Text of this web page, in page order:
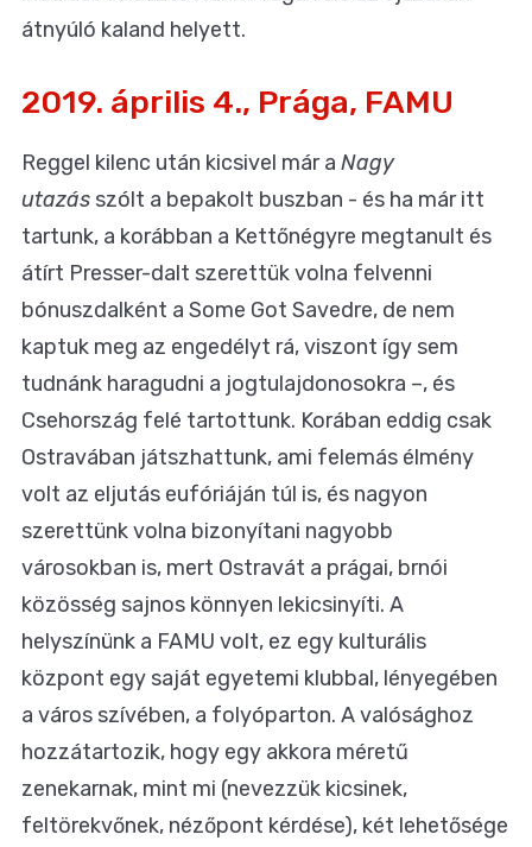
átnyúló kaland helyett.
2019. április 4., Prága, FAMU
Reggel kilenc után kicsivel már a Nagy
utazás szólt a bepakolt buszban - és ha már itt
tartunk, a korábban a Kettőnégyre megtanult és
átírt Presser-dalt szerettük volna felvenni
bónuszdalként a Some Got Savedre, de nem
kaptuk meg az engedélyt rá, viszont így sem
tudnánk haragudni a jogtulajdonosokra –, és
Csehország felé tartottunk. Korában eddig csak
Ostravában játszhattunk, ami felemás élmény
volt az eljutás eufóriáján túl is, és nagyon
szerettünk volna bizonyítani nagyobb
városokban is, mert Ostravát a prágai, brnói
közösség sajnos könnyen lekicsinyíti. A
helyszínünk a FAMU volt, ez egy kulturális
központ egy saját egyetemi klubbal, lényegében
a város szívében, a folyóparton. A valósághoz
hozzátartozik, hogy egy akkora méretű
zenekarnak, mint mi (nevezzük kicsinek,
feltörekvőnek, nézőpont kérdése), két lehetősége